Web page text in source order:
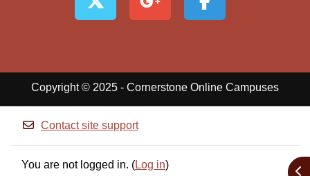
Copyright © 2025 - Cornerstone Online Campuses
Contact site support
You are not logged in. (Log in)